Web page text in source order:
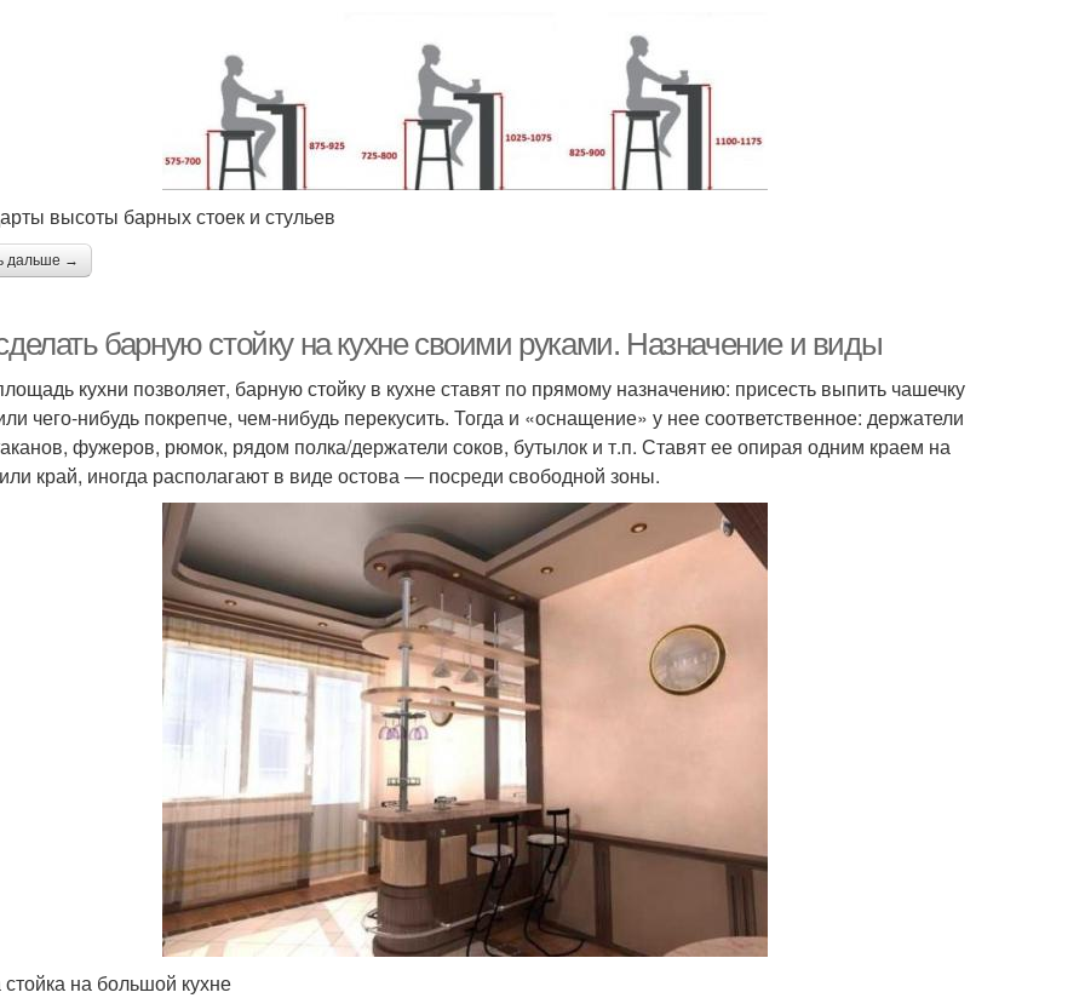
высоты барных стоек и стульев
дальше →
барную стойку на кухне своими руками. Назначение и виды
кухни позволяет, барную стойку в кухне ставят по прямому назначению: присесть выпить чашечку
чего-нибудь покрепче, чем-нибудь перекусить. Тогда и «оснащение» у нее соответственное: держатели
фужеров, рюмок, рядом полка/держатели соков, бутылок и т.п. Ставят ее опирая одним краем на
край, иногда располагают в виде остова — посреди свободной зоны.
на большой кухне